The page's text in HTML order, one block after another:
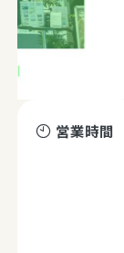
営業時間